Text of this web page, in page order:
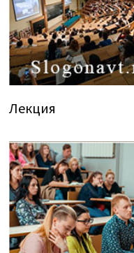
Лекция